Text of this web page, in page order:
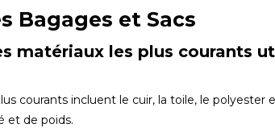
Bagages et Sacs
matériaux les plus courants
courants incluent le cuir, la toile, le polyester
et de poids.